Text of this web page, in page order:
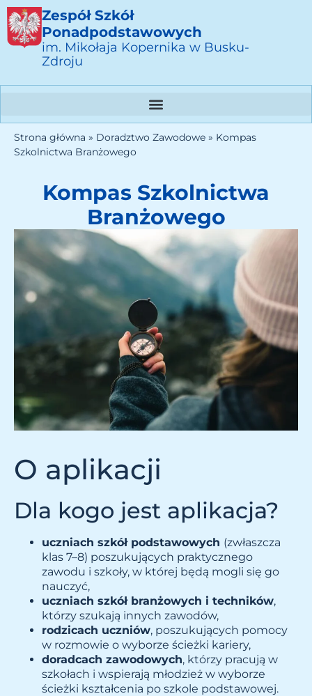
Zespół Szkół
Ponadpodstawowych
im. Mikołaja Kopernika w Busku-
Zdroju
Strona główna » Doradztwo Zawodowe » Kompas
Szkolnictwa Branżowego
Kompas Szkolnictwa
Branżowego
O aplikacji
Dla kogo jest aplikacja?
uczniach szkół podstawowych (zwłaszcza
klas 7–8) poszukujących praktycznego
zawodu i szkoły, w której będą mogli się go
nauczyć,
uczniach szkół branżowych i techników,
którzy szukają innych zawodów,
rodzicach uczniów, poszukujących pomocy
w rozmowie o wyborze ścieżki kariery,
doradcach zawodowych, którzy pracują w
szkołach i wspierają młodzież w wyborze
ścieżki kształcenia po szkole podstawowej.